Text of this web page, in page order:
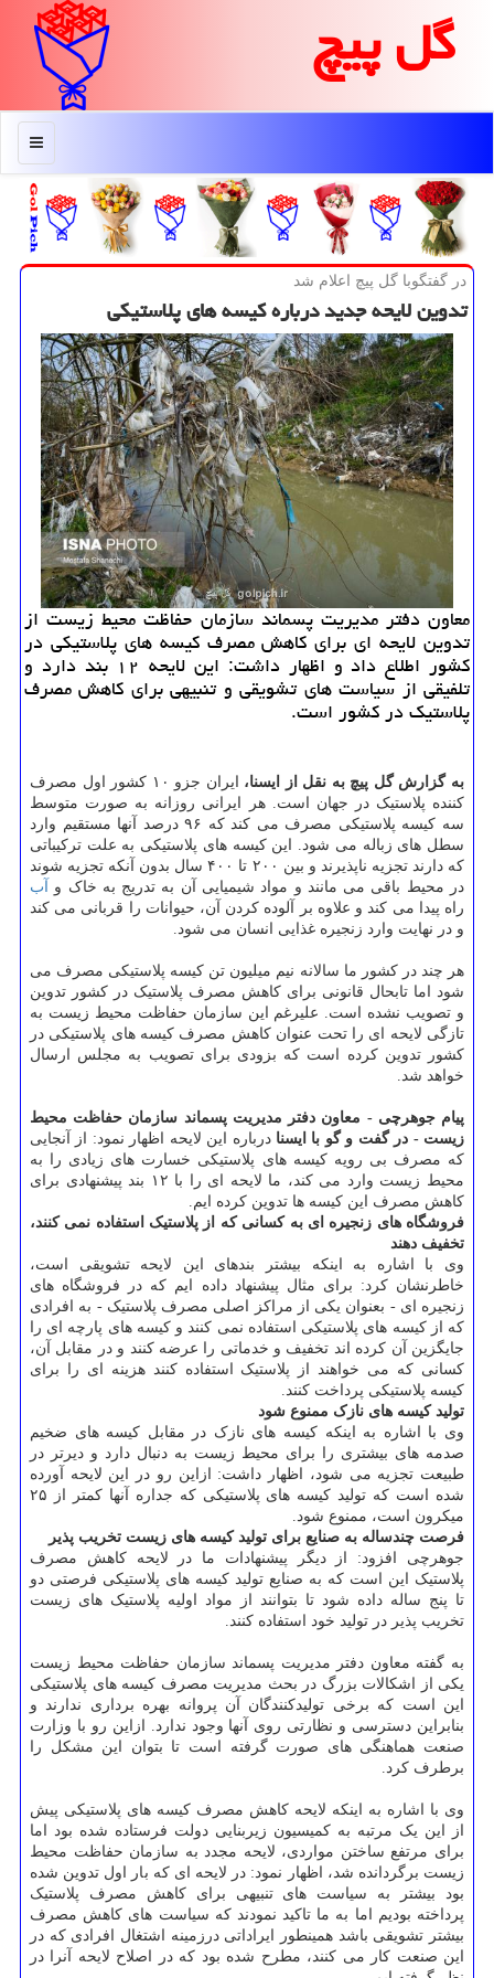
گل پیچ
منو
در گفتگوبا گل پیچ اعلام شد
تدوین لایحه جدید درباره كیسه های پلاستیكی
معاون دفتر مدیریت پسماند سازمان حفاظت محیط زیست از
تدوین لایحه ای برای كاهش مصرف كیسه های پلاستیكی در
كشور اطلاع داد و اظهار داشت: این لایحه ۱۲ بند دارد و
تلفیقی از سیاست های تشویقی و تنبیهی برای كاهش مصرف
پلاستیك در كشور است.
به گزارش گل پیچ به نقل از ایسنا،
ایران جزو ۱۰ کشور اول مصرف
کننده پلاستیک در جهان است. هر ایرانی روزانه به صورت متوسط
سه کیسه پلاستیکی مصرف می کند که ۹۶ درصد آنها مستقیم وارد
سطل های زباله می شود. این کیسه های پلاستیکی به علت ترکیباتی
که دارند تجزیه ناپذیرند و بین ۲۰۰ تا ۴۰۰ سال بدون آنکه تجزیه شوند
در محیط باقی می مانند و مواد شیمیایی آن به تدریج به خاک و
آب
راه پیدا می کند و علاوه بر آلوده کردن آن، حیوانات را قربانی می کند
و در نهایت وارد زنجیره غذایی انسان می شود.
هر چند در کشور ما سالانه نیم میلیون تن کیسه پلاستیکی مصرف می
شود اما تابحال قانونی برای کاهش مصرف پلاستیک در کشور تدوین
و تصویب نشده است. علیرغم این سازمان حفاظت محیط زیست به
تازگی لایحه ای را تحت عنوان کاهش مصرف کیسه های پلاستیکی در
کشور تدوین کرده است که بزودی برای تصویب به مجلس ارسال
خواهد شد.
پیام جوهرچی - معاون دفتر مدیریت پسماند سازمان حفاظت محیط
زیست - در گفت و گو با ایسنادرباره این لایحه اظهار نمود: از آنجایی
که مصرف بی رویه کیسه های پلاستیکی خسارت های زیادی را به
محیط زیست وارد می کند، ما لایحه ای را با ۱۲ بند پیشنهادی برای
کاهش مصرف این کیسه ها تدوین کرده ایم.
فروشگاه های زنجیره ای به کسانی که از پلاستیک استفاده نمی کنند،
تخفیف دهند
وی با اشاره به اینکه بیشتر بندهای این لایحه تشویقی است،
خاطرنشان کرد: برای مثال پیشنهاد داده ایم که در فروشگاه های
زنجیره ای - بعنوان یکی از مراکز اصلی مصرف پلاستیک - به افرادی
که از کیسه های پلاستیکی استفاده نمی کنند و کیسه های پارچه ای را
جایگزین آن کرده اند تخفیف و خدماتی را عرضه کنند و در مقابل آن،
کسانی که می خواهند از پلاستیک استفاده کنند هزینه ای را برای
کیسه پلاستیکی پرداخت کنند.
تولید کیسه های نازک ممنوع شود
وی با اشاره به اینکه کیسه های نازک در مقابل کیسه های ضخیم
صدمه های بیشتری را برای محیط زیست به دنبال دارد و دیرتر در
طبیعت تجزیه می شود، اظهار داشت: ازاین رو در این لایحه آورده
شده است که تولید کیسه های پلاستیکی که جداره آنها کمتر از ۲۵
میکرون است، ممنوع شود.
فرصت چندساله به صنایع برای تولید کیسه های زیست تخریب پذیر
جوهرچی افزود: از دیگر پیشنهادات ما در لایحه کاهش مصرف
پلاستیک این است که به صنایع تولید کیسه های پلاستیکی فرصتی دو
تا پنج ساله داده شود تا بتوانند از مواد اولیه پلاستیک های زیست
تخریب پذیر در تولید خود استفاده کنند.
به گفته معاون دفتر مدیریت پسماند سازمان حفاظت محیط زیست
یکی از اشکالات بزرگ در بحث مدیریت مصرف کیسه های پلاستیکی
این است که برخی تولیدکنندگان آن پروانه بهره برداری ندارند و
بنابراین دسترسی و نظارتی روی آنها وجود ندارد. ازاین رو با وزارت
صنعت هماهنگی های صورت گرفته است تا بتوان این مشکل را
برطرف کرد.
وی با اشاره به اینکه لایحه کاهش مصرف کیسه های پلاستیکی پیش
از این یک مرتبه به کمیسیون زیربنایی دولت فرستاده شده بود اما
برای مرتفع ساختن مواردی، لایحه مجدد به سازمان حفاظت محیط
زیست برگردانده شد، اظهار نمود: در لایحه ای که بار اول تدوین شده
بود بیشتر به سیاست های تنبیهی برای کاهش مصرف پلاستیک
پرداخته بودیم اما به ما تاکید نمودند که سیاست های کاهش مصرف
بیشتر تشویقی باشد همینطور ایراداتی درزمینه اشتغال افرادی که در
این صنعت کار می کنند، مطرح شده بود که در اصلاح لایحه آنرا در